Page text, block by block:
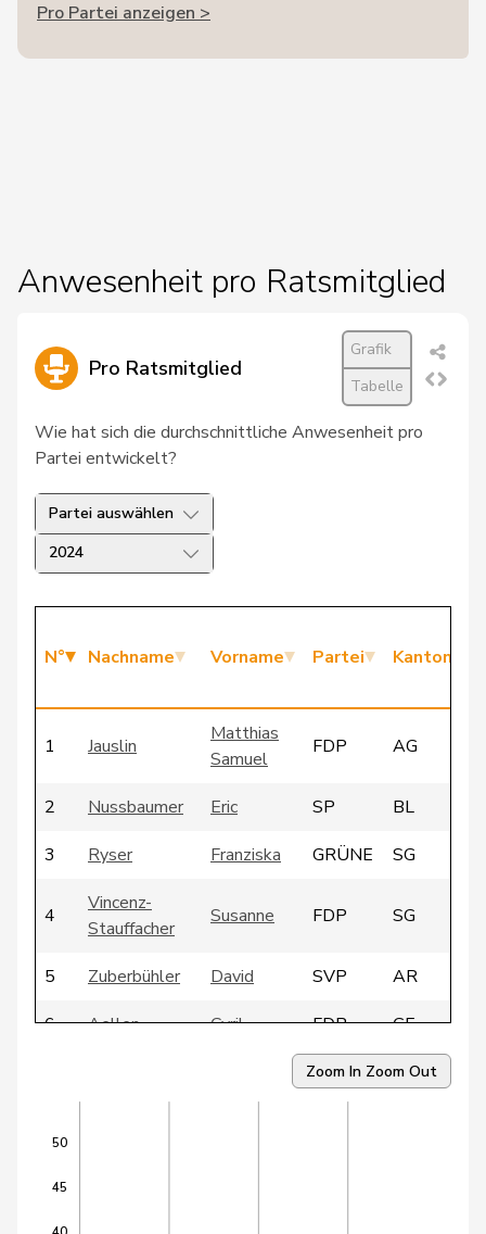
Pro Partei anzeigen >
Anwesenheit pro Ratsmitglied
Pro Ratsmitglied
Grafik
Tabelle
Wie hat sich die durchschnittliche Anwesenheit pro
Partei entwickelt?
Partei auswählen
2024
N° Nachname Vorname Partei Kanton
1 Jauslin
Matthias
Samuel
FDP AG
2 Nussbaumer Eric SP
BL
3
Ryser Franziska GRÜNE SG
4
Vincenz-
Stauffacher
Susanne FDP SG
5 Zuberbühler David SVP
AR
6
Aellen Cyril FDP
GE
Mitte
SZ
Zoom In Zoom Out
45
50